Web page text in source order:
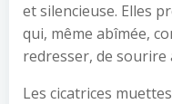
et silencieuse. Elles
qui, même abîmée,
redresser, de sourire
Les cicatrices